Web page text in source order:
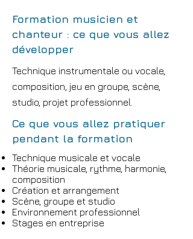
Formation musicien et
chanteur : ce que vous allez
développer
Technique instrumentale ou vocale,
composition, jeu en groupe, scène,
studio, projet professionnel.
Ce que vous allez pratiquer
pendant la formation
Technique musicale et vocale
Théorie musicale, rythme, harmonie,
composition
Création et arrangement
Scène, groupe et studio
Environnement professionnel
Stages en entreprise